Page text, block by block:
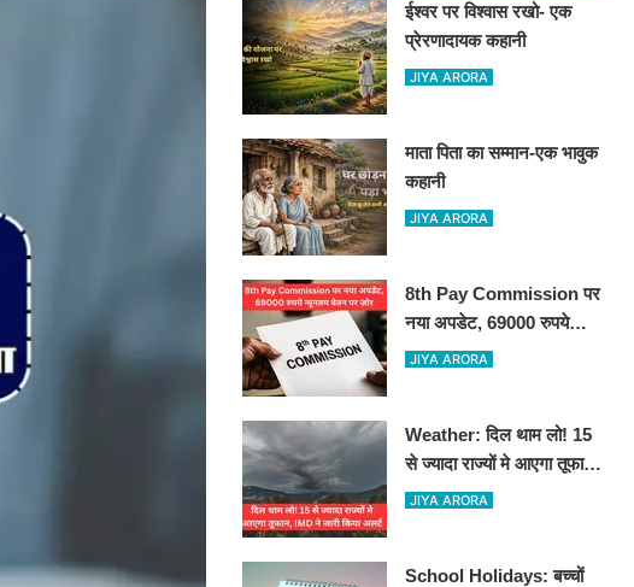
ईश्वर पर विश्वास रखो- एक
प्रेरणादायक कहानी
JIYA ARORA
माता पिता का सम्मान-एक भावुक
कहानी
JIYA ARORA
8th Pay Commission पर
नया अपडेट, 69000 रुपये
न्यूनतम वेतन पर ज़ोर
JIYA ARORA
Weather: दिल थाम लो! 15
से ज्यादा राज्यों मे आएगा तूफान,
IMD ने जारी किया अलर्ट
JIYA ARORA
School Holidays: बच्चों